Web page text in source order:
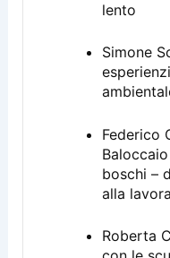
lento
Simone
Federico
boschi –
alla
Roberta